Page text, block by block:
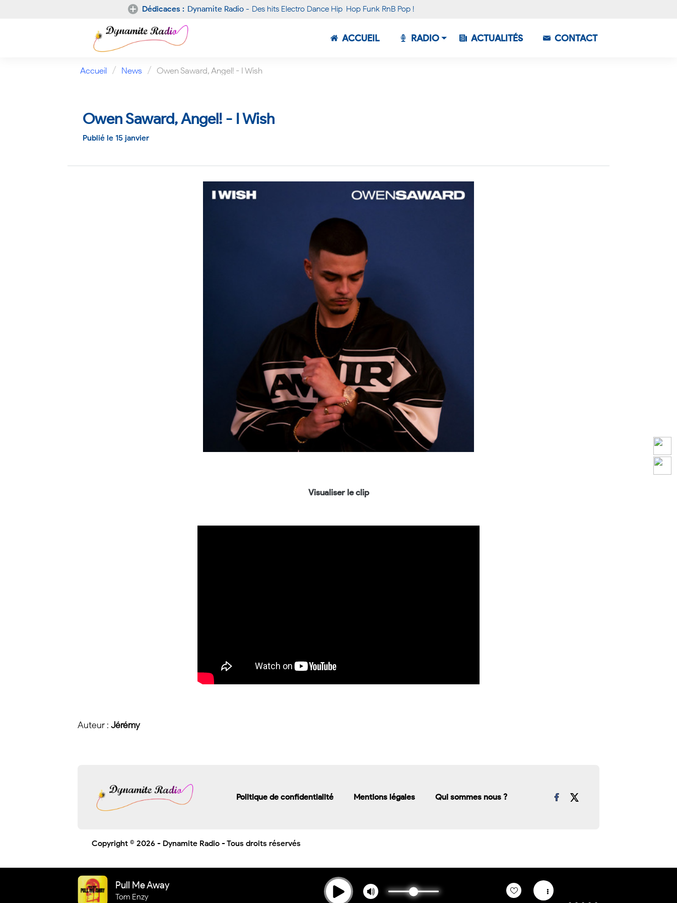
dédicace
Dédicaces : Dynamite Radio - Des hits Electro Dance Hip-Hop Funk RnB Pop !
ACCUEIL RADIO ACTUALITÉS CONTACT
Accueil / News / Owen Saward, Angel! - I Wish
Owen Saward, Angel! - I Wish
Publié le 15 janvier
Visualiser le clip
Auteur :Jérémy
Pull Me Away
Tom Enzy
Politique de confidentialité Mentions légales Qui sommes nous ?
Copyright © 2026 - Dynamite Radio - Tous droits réservés